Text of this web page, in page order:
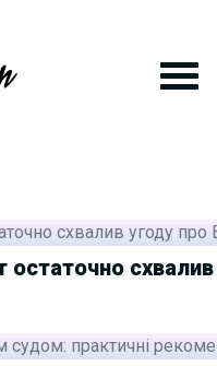
остаточно